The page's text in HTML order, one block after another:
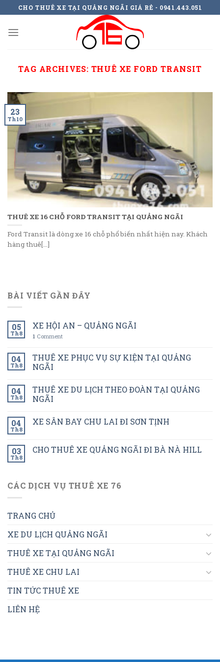
to
content
CHO THUÊ XE TẠI QUẢNG NGÃI GIÁ RẺ - 0941.443.051
TAG ARCHIVES: THUÊ XE FORD TRANSIT
THUÊ XE 16 CHỖ FORD TRANSIT TẠI QUẢNG NGÃI
Ford Transit là dòng xe 16 chỗ phổ biến nhất hiện nay. Khách
hàng thuê[...]
23
Th10
BÀI VIẾT GẦN ĐÂY
05
Th8
XE HỘI AN – QUẢNG NGÃI
1 Comment
04
Th8
THUÊ XE PHỤC VỤ SỰ KIỆN TẠI QUẢNG
NGÃI
04
Th8
THUÊ XE DU LỊCH THEO ĐOÀN TẠI QUẢNG
NGÃI
04
Th8
XE SÂN BAY CHU LAI ĐI SƠN TỊNH
03
Th8
CHO THUÊ XE QUẢNG NGÃI ĐI BÀ NÀ HILL
CÁC DỊCH VỤ THUÊ XE 76
TRANG CHỦ
XE DU LỊCH QUẢNG NGÃI
THUÊ XE TẠI QUẢNG NGÃI
THUÊ XE CHU LAI
TIN TỨC THUÊ XE
LIÊN HỆ